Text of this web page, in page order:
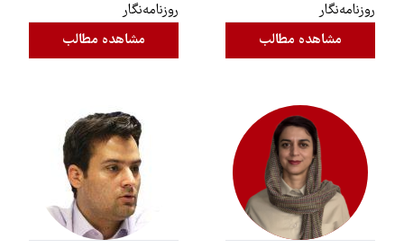
روزنامه‌نگار
مشاهده مطالب
روزنامه‌نگار
مشاهده مطالب